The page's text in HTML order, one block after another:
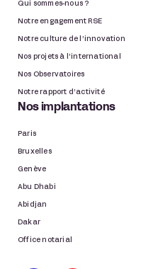
Qui sommes-nous ?
Notre engagement RSE
Notre culture de l’innovation
Nos projets à l’international
Nos Observatoires
Notre rapport d’activité
Nos implantations
Paris
Bruxelles
Genève
Abu Dhabi
Abidjan
Dakar
Office notarial